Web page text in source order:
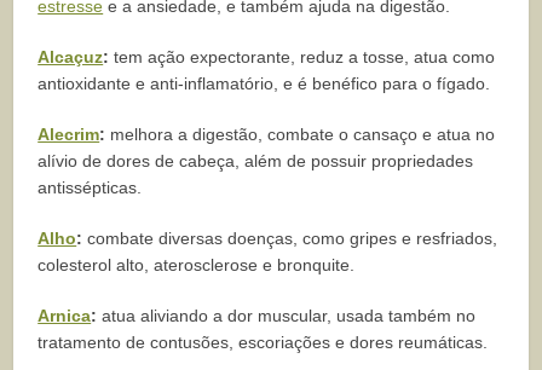
estresse e a ansiedade, e também ajuda na digestão.
Alcaçuz: tem ação expectorante, reduz a tosse, atua como
antioxidante e anti-inflamatório, e é benéfico para o fígado.
Alecrim: melhora a digestão, combate o cansaço e atua no
alívio de dores de cabeça, além de possuir propriedades
antissépticas.
Alho: combate diversas doenças, como gripes e resfriados,
colesterol alto, aterosclerose e bronquite.
Arnica: atua aliviando a dor muscular, usada também no
tratamento de contusões, escoriações e dores reumáticas.